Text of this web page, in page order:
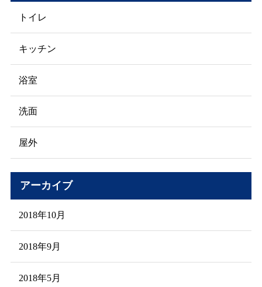
トイレ
キッチン
浴室
洗面
屋外
アーカイブ
2018年10月
2018年9月
2018年5月